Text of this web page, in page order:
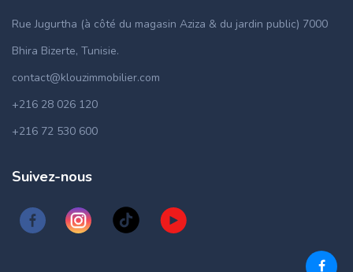
Rue Jugurtha (à côté du magasin Aziza & du jardin public) 7000
Bhira Bizerte, Tunisie.
contact@klouzimmobilier.com
+216 28 026 120
+216 72 530 600
Suivez-nous